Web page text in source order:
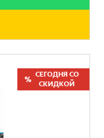
СЕГОДНЯ СО
СКИДКОЙ